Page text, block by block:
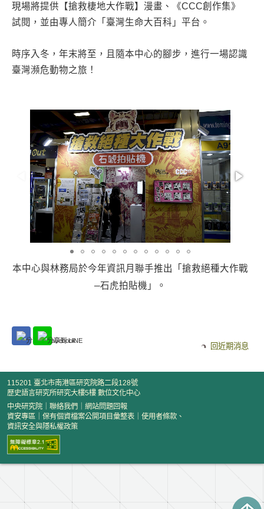
現場將提供【搶救棲地大作戰】漫畫、《CCC創作集》
試閱，並由專人簡介「臺灣生命大百科」平台。
時序入冬，年末將至，且隨本中心的腳步，進行一場認識
臺灣瀕危動物之旅！
本中心與林務局於今年資訊月聯手推出「搶救絕種大作戰
—石虎拍貼機」。
回近期消息
115201 臺北市南港區研究院路二段128號
歷史語言研究所研究大樓5樓 數位文化中心
中央研究院
聯絡我們
網站問題回報
資安專區
保有個資檔案公開項目彙整表
使用者條款、
資訊安全與隱私權政策